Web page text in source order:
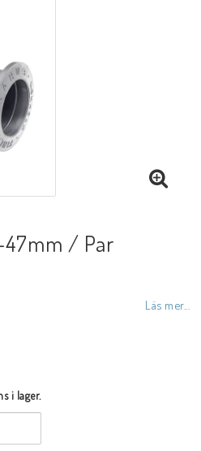
/ Par
Läs mer...
i lager.